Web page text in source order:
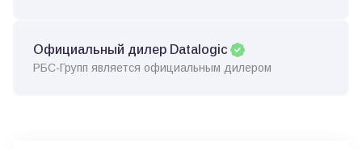
Официальный дилер Datalogic
РБС-Групп является официальным дилером